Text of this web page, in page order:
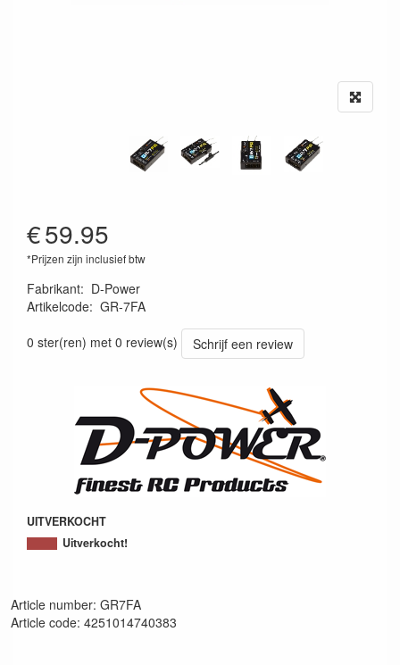
€59.95
*Prijzen zijn inclusief btw
Fabrikant: D-Power
Artikelcode: GR-7FA
0 ster(ren) met 0 review(s)
Schrijf een review
UITVERKOCHT
Uitverkocht!
Article number: GR7FA
Article code: 4251014740383